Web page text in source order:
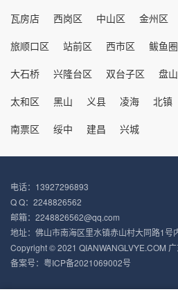
瓦房店
西岗区 中山区 金州区
旅顺口区
站前区 西市区 鲅鱼
大石桥
兴隆台区 双台子区 盘山
太和区
黑山 义县 凌海 北镇
南票区
绥中 建昌 兴城
电话：13927296893
Q Q：2248826562
邮箱：2248826562@qq.com
地址：佛山市南海区里水镇赤山村大同路1号
Copyright © 2021 QIANWANGLVYE.COM
备案号： 粤ICP备2021069002号